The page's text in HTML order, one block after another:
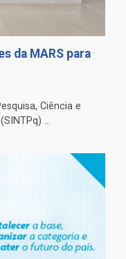
da MARS para
Ciência e
...